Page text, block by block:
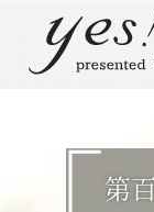
第